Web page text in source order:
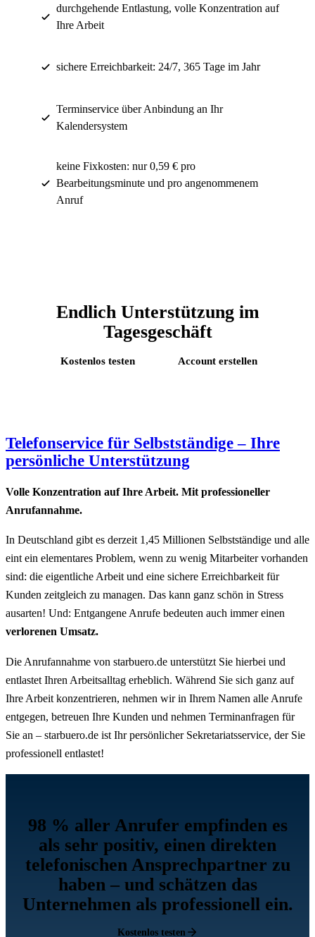
durchgehende Entlastung, volle Konzentration auf
Ihre Arbeit
sichere Erreichbarkeit: 24/7, 365 Tage im Jahr
Terminservice über Anbindung an Ihr
Kalendersystem
keine Fixkosten: nur 0,59 € pro
Bearbeitungsminute und pro angenommenem
Anruf
Endlich Unterstützung im
Tagesgeschäft
Kostenlos testen Account erstellen
Telefonservice für Selbstständige – Ihre
persönliche Unterstützung
Volle Konzentration auf Ihre Arbeit. Mit professioneller
Anrufannahme.
In Deutschland gibt es derzeit 1,45 Millionen Selbstständige und alle
eint ein elementares Problem, wenn zu wenig Mitarbeiter vorhanden
sind: die eigentliche Arbeit und eine sichere Erreichbarkeit für
Kunden zeitgleich zu managen. Das kann ganz schön in Stress
ausarten! Und: Entgangene Anrufe bedeuten auch immer einen
verlorenen Umsatz.
Die Anrufannahme von starbuero.de unterstützt Sie hierbei und
entlastet Ihren Arbeitsalltag erheblich. Während Sie sich ganz auf
Ihre Arbeit konzentrieren, nehmen wir in Ihrem Namen alle Anrufe
entgegen, betreuen Ihre Kunden und nehmen Terminanfragen für
Sie an – starbuero.de ist Ihr persönlicher Sekretariatsservice, der Sie
professionell entlastet!
98 % aller Anrufer empfinden es
als sehr positiv, einen direkten
telefonischen Ansprechpartner zu
haben – und schätzen das
Unternehmen als professionell ein.
Kostenlos testen